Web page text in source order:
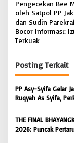
a
v
i
a
s
i
o
Pengecekan Bee
oleh Satpol PP
dan Sudin
Bocor Informasi:
Terkuak
Posting Terkait
PP Asy-Syifa Gelar
Ruqyah As Syifa,
di Bondowoso
THE FINAL
2026: Puncak